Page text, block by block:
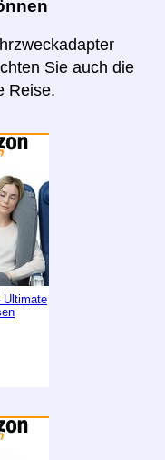
Sie auch die
Reise.
Ultimate